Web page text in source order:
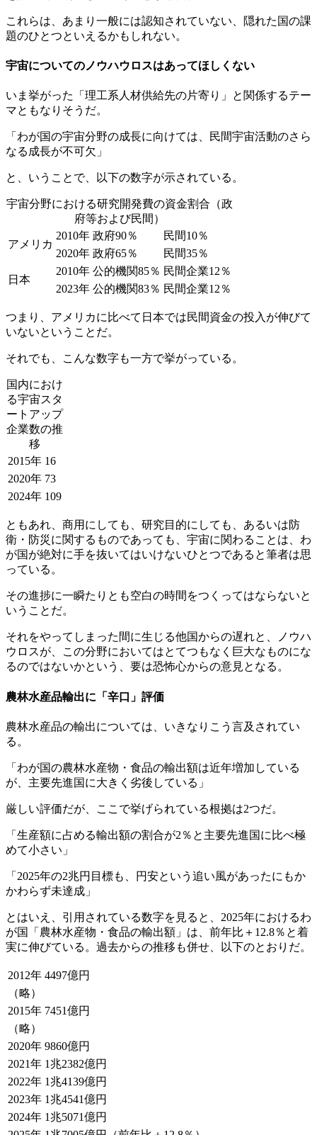
これらは、あまり一般には認知されていない、隠れた国の課
題のひとつといえるかもしれない。
宇宙についてのノウハウロスはあってほしくない
いま挙がった「理工系人材供給先の片寄り」と関係するテー
マともなりそうだ。
「わが国の宇宙分野の成長に向けては、民間宇宙活動のさら
なる成長が不可欠」
と、いうことで、以下の数字が示されている。
宇宙分野における研究開発費の資金割合（政
府等および民間）
アメリカ
2010年 政府90％
民間10％
2020年 政府65％ 民間35％
日本
2010年 公的機関85％ 民間企業12％
2023年 公的機関83％ 民間企業12％
つまり、アメリカに比べて日本では民間資金の投入が伸びて
いないということだ。
それでも、こんな数字も一方で挙がっている。
国内におけ
る宇宙スタ
ートアップ
企業数の推
移
2015年 16
2020年 73
2024年 109
ともあれ、商用にしても、研究目的にしても、あるいは防
衛・防災に関するものであっても、宇宙に関わることは、わ
が国が絶対に手を抜いてはいけないひとつであると筆者は思
っている。
その進捗に一瞬たりとも空白の時間をつくってはならないと
いうことだ。
それをやってしまった間に生じる他国からの遅れと、ノウハ
ウロスが、この分野においてはとてつもなく巨大なものにな
るのではないかという、要は恐怖心からの意見となる。
農林水産品輸出に「辛口」評価
農林水産品の輸出については、いきなりこう言及されてい
る。
「わが国の農林水産物・食品の輸出額は近年増加している
が、主要先進国に大きく劣後している」
厳しい評価だが、ここで挙げられている根拠は2つだ。
「生産額に占める輸出額の割合が2％と主要先進国に比べ極
めて小さい」
「2025年の2兆円目標も、円安という追い風があったにもか
かわらず未達成」
とはいえ、引用されている数字を見ると、2025年におけるわ
が国「農林水産物・食品の輸出額」は、前年比＋12.8％と着
実に伸びている。過去からの推移も併せ、以下のとおりだ。
2012年 4497億円
（略）
2015年 7451億円
（略）
2020年 9860億円
2021年 1兆2382億円
2022年 1兆4139億円
2023年 1兆4541億円
2024年 1兆5071億円